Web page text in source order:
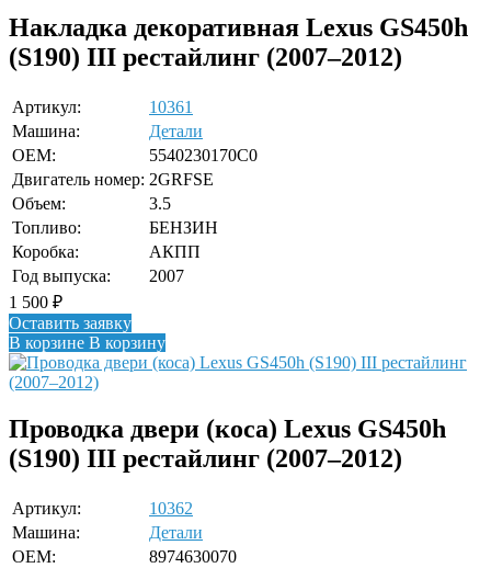
Накладка декоративная Lexus GS450h
(S190) III рестайлинг (2007–2012)
Артикул:
10361
Машина:
Детали
OEM:
5540230170C0
Двигатель номер: 2GRFSE
Объем:
3.5
Топливо:
БЕНЗИН
Коробка:
АКПП
Год выпуска:
2007
1 500 ₽
Оставить заявку
В корзине В корзину
Проводка двери (коса) Lexus GS450h
(S190) III рестайлинг (2007–2012)
Артикул:
10362
Машина:
Детали
OEM:
8974630070